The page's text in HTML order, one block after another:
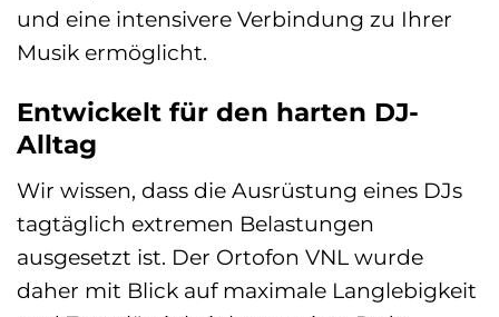
und eine intensivere Verbindung zu Ihrer
Musik ermöglicht.
Entwickelt für den harten DJ-
Alltag
Wir wissen, dass die Ausrüstung eines DJs
tagtäglich extremen Belastungen
ausgesetzt ist. Der Ortofon VNL wurde
daher mit Blick auf maximale Langlebigkeit